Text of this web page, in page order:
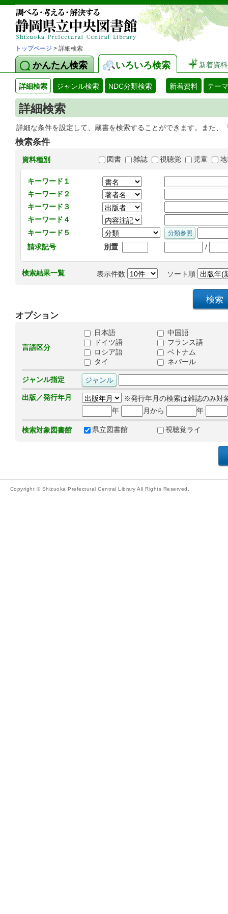
トップページ > 詳細検索
かんたん検索 いろいろ検索 新着資料
詳細検索 ジャンル検索 NDC分類検索 新着資料 テー
詳細検索
詳細な条件を設定して、蔵書を検索することができます。また
検索条件
資料種別 図書 雑誌 視聴覚 児童
キーワード１
キーワード２
キーワード３
キーワード４
キーワード５
請求記号
別置 /
検索結果一覧 表示件数 ソート順
オプション
言語区分
日本語
中国語
ドイツ語
フランス語
ロシア語
ベトナム
タイ
ネパール
ジャンル指定
出版／発行年月
※発行年月の検索は雑誌のみ対
年
月から 年
検索対象図書館 県立図書館 視聴覚ライ
Copyright © Shizuoka Prefectural Central Library All Rights Reserved.